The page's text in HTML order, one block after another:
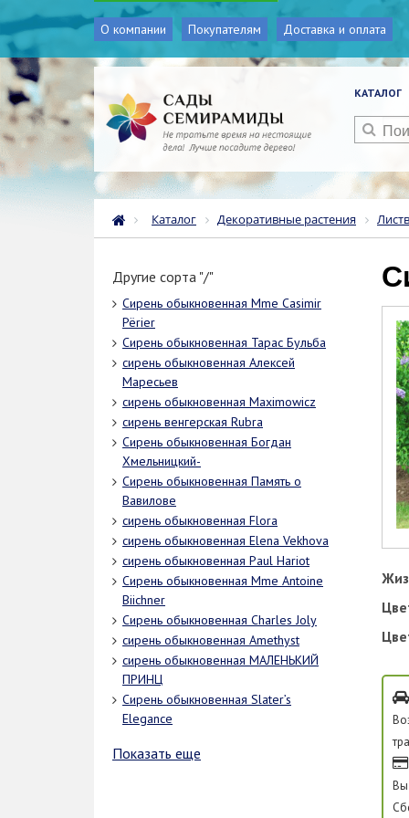
О компании Покупателям Доставка и оплата
КАТАЛОГ
Каталог Декоративные растения
Другие сорта "/"
Сирень обыкновенная Mme Casimir
Рёrier
Сирень обыкновенная Тарас Бульба
сирень обыкновенная Алексей
Маресьев
сирень обыкновенная Maximowicz
сирень венгерская Rubra
Сирень обыкновенная Богдан
Хмельницкий-
Сирень обыкновенная Память о
Вавилове
сирень обыкновенная Flora
сирень обыкновенная Elena Vekhova
сирень обыкновенная Paul Hariot
Сирень обыкновенная Mme Antoine
Biichner
Сирень обыкновенная Charles Joly
сирень обыкновенная Amethyst
сирень обыкновенная МАЛЕНЬКИЙ
ПРИНЦ
Сирень обыкновенная Slater’s
Elegance
Показать еще
Вы